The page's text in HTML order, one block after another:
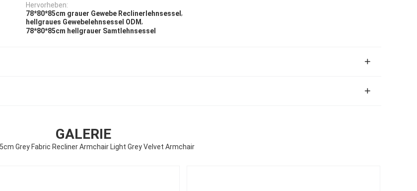
Hervorheben:
78*80*85cm grauer Gewebe Reclinerlehnsessel ,
hellgraues Gewebelehnsessel ODM,
78*80*85cm hellgrauer Samtlehnsessel
GALERIE
Grey Fabric Recliner Armchair Light Grey Velvet Armchair